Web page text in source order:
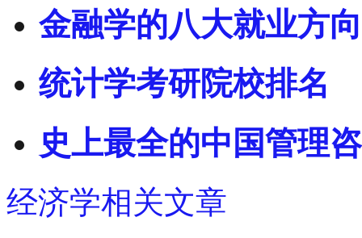
金融学的八大就业方
统计学考研院校排名
史上最全的中国管理
经济学相关文章